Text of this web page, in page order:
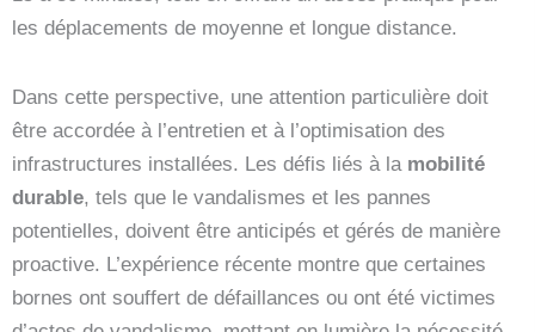
les déplacements de moyenne et longue distance.
Dans cette perspective, une attention particulière doit
être accordée à l’entretien et à l’optimisation des
infrastructures installées. Les défis liés à la mobilité
durable, tels que le vandalismes et les pannes
potentielles, doivent être anticipés et gérés de manière
proactive. L’expérience récente montre que certaines
bornes ont souffert de défaillances ou ont été victimes